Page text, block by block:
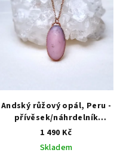
Andský růžový opál, Peru -
přívěsek/náhrdelník
AUTORSKÁ TVORBA ŠPERKŮ
Z MINERÁLŮ
1 490 Kč
Skladem